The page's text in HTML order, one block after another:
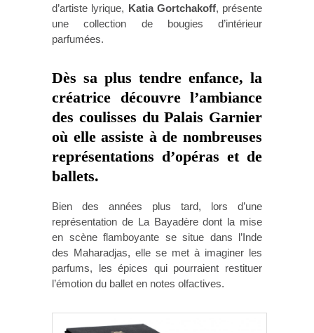
d’artiste lyrique, Katia Gortchakoff, présente
une collection de bougies d’intérieur
parfumées.
Dès sa plus tendre enfance, la
créatrice découvre l’ambiance
des coulisses du Palais Garnier
où elle assiste à de nombreuses
représentations d’opéras et de
ballets.
Bien des années plus tard, lors d’une
représentation de La Bayadère dont la mise
en scène flamboyante se situe dans l’Inde
des Maharadjas, elle se met à imaginer les
parfums, les épices qui pourraient restituer
l’émotion du ballet en notes olfactives.